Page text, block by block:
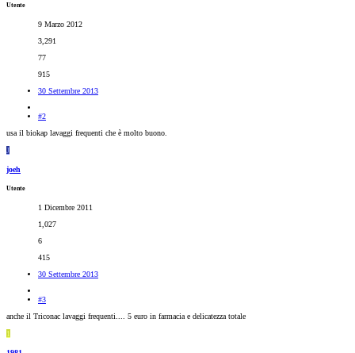
Utente
9 Marzo 2012
3,291
77
915
30 Settembre 2013
#2
usa il biokap lavaggi frequenti che è molto buono.
J
joeh
Utente
1 Dicembre 2011
1,027
6
415
30 Settembre 2013
#3
anche il Triconac lavaggi frequenti.... 5 euro in farmacia e delicatezza totale
1